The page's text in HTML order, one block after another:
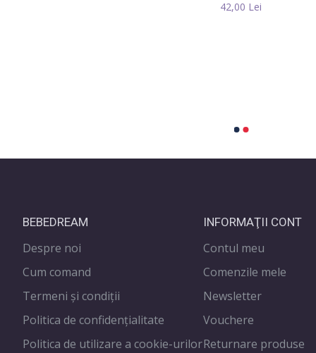
42,00 Lei
BEBEDREAM
Despre noi
Cum comand
Termeni și condiții
Politica de confidenţialitate
Politica de utilizare a cookie-urilor
INFORMAŢII CONT
Contul meu
Comenzile mele
Newsletter
Vouchere
Returnare produse